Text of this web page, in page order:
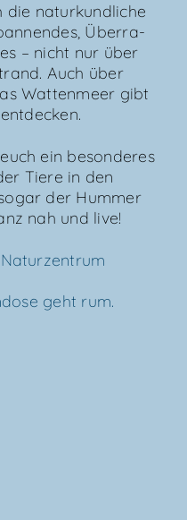
die natur­kund­li­che
Über­ra­
– nicht nur über
Auch über
Wat­ten­meer gibt
ein beson­de­res
Tie­re in den
der Hum­mer
nah und live!
geht rum.